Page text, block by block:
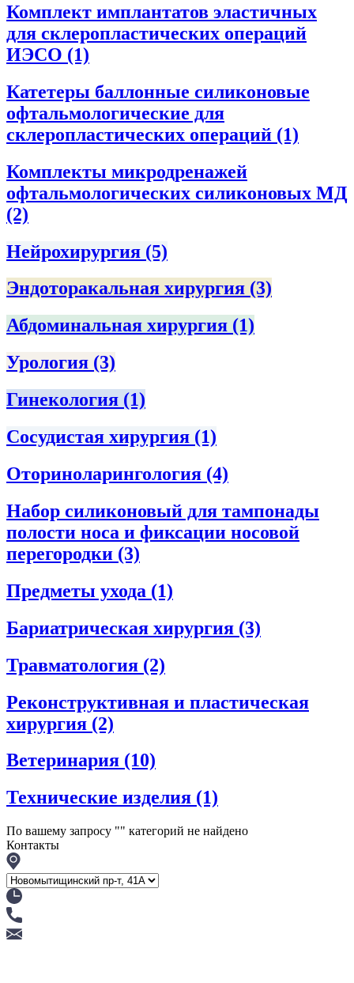
Комплект имплантатов эластичных
для склеропластических операций
ИЭСО (1)
Катетеры баллонные силиконовые
офтальмологические для
склеропластических операций (1)
Комплекты микродренажей
офтальмологических силиконовых МД
(2)
Нейрохирургия (5)
Эндоторакальная хирургия (3)
Абдоминальная хирургия (1)
Урология (3)
Гинекология (1)
Сосудистая хирургия (1)
Оториноларингология (4)
Набор силиконовый для тампонады
полости носа и фиксации носовой
перегородки (3)
Предметы ухода (1)
Бариатрическая хирургия (3)
Травматология (2)
Реконструктивная и пластическая
хирургия (2)
Ветеринария (10)
Технические изделия (1)
По вашему запросу "" категорий не найдено
Контакты